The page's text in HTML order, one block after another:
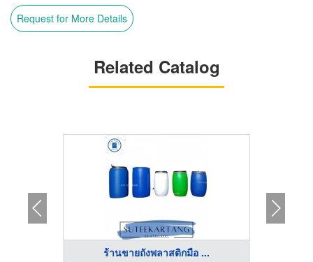
Request for More Details
Related Catalog
ร้านขายถังพลาสติกมือ ...